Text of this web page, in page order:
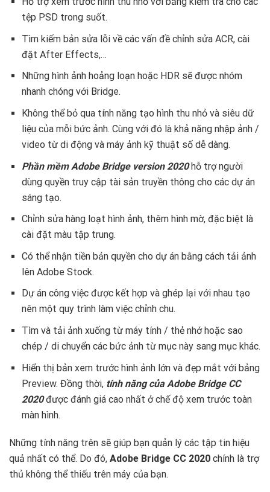
tệp PSD trong suốt.
Tìm kiếm bản sửa lỗi về các vấn đề chỉnh sửa ACR, cài
đặt After Effects,…
Những hình ảnh hoảng loạn hoặc HDR sẽ được nhóm
nhanh chóng với Bridge.
Không thể bỏ qua tính năng tạo hình thu nhỏ và siêu dữ
liệu của mỗi bức ảnh. Cùng với đó là khả năng nhập ảnh /
video từ di động và máy ảnh kỹ thuật số dễ dàng.
Phần mềm Adobe Bridge version 2020hỗ trợ người
dùng quyền truy cập tài sản truyền thông cho các dự án
sáng tạo.
Chỉnh sửa hàng loạt hình ảnh, thêm hình mờ, đặc biệt là
cài đặt màu tập trung.
Có thể nhận tiền bản quyền cho dự án bằng cách tải ảnh
lên Adobe Stock.
Dự án công việc được kết hợp và ghép lại với nhau tạo
nên một quy trình làm việc chỉnh chu.
Tìm và tải ảnh xuống từ máy tính / thẻ nhớ hoặc sao
chép / di chuyển các bức ảnh từ mục này sang mục khác.
Hiển thị bản xem trước hình ảnh lớn và đẹp mắt với bảng
Preview. Đồng thời, tính năng của Adobe Bridge CC
2020được đánh giá cao nhất ở chế độ xem trước toàn
màn hình.
Những tính năng trên sẽ giúp bạn quản lý các tập tin hiệu
quả nhất có thể. Do đó, Adobe Bridge CC 2020 chính là trợ
thủ không thể thiếu trên máy của bạn.